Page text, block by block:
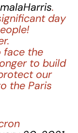
.
day
face the
to build
our
the Paris